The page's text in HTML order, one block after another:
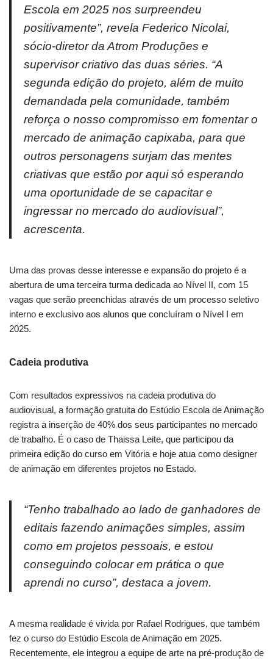
Escola em 2025 nos surpreendeu
positivamente”, revela Federico Nicolai,
sócio-diretor da Atrom Produções e
supervisor criativo das duas séries. “A
segunda edição do projeto, além de muito
demandada pela comunidade, também
reforça o nosso compromisso em fomentar o
mercado de animação capixaba, para que
outros personagens surjam das mentes
criativas que estão por aqui só esperando
uma oportunidade de se capacitar e
ingressar no mercado do audiovisual”,
acrescenta.
Uma das provas desse interesse e expansão do projeto é a
abertura de uma terceira turma dedicada ao Nível II, com 15
vagas que serão preenchidas através de um processo seletivo
interno e exclusivo aos alunos que concluíram o Nível I em
2025.
Cadeia produtiva
Com resultados expressivos na cadeia produtiva do
audiovisual, a formação gratuita do Estúdio Escola de Animação
registra a inserção de 40% dos seus participantes no mercado
de trabalho. É o caso de Thaissa Leite, que participou da
primeira edição do curso em Vitória e hoje atua como designer
de animação em diferentes projetos no Estado.
“Tenho trabalhado ao lado de ganhadores de
editais fazendo animações simples, assim
como em projetos pessoais, e estou
conseguindo colocar em prática o que
aprendi no curso”, destaca a jovem.
A mesma realidade é vivida por Rafael Rodrigues, que também
fez o curso do Estúdio Escola de Animação em 2025.
Recentemente, ele integrou a equipe de arte na pré-produção de